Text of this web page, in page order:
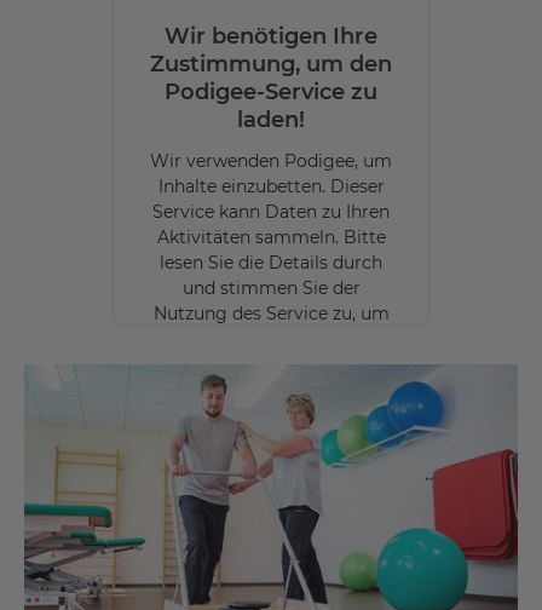
Wir benötigen Ihre
Zustimmung, um den
Podigee-Service zu
laden!
Wir verwenden Podigee, um
Inhalte einzubetten. Dieser
Service kann Daten zu Ihren
Aktivitäten sammeln. Bitte
lesen Sie die Details durch
und stimmen Sie der
Nutzung des Service zu, um
Mehr
Informationen
Akzeptieren
powered by
Usercentrics Consent
Management Platform